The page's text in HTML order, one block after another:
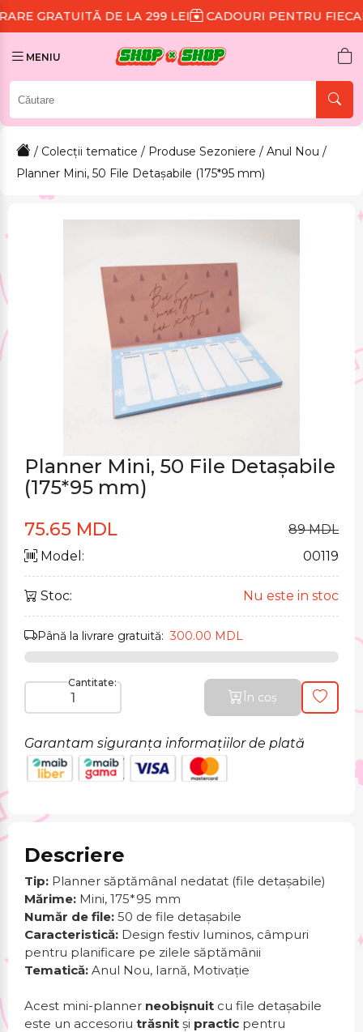
DE LA 299 LEI CADOURI PENTRU FIECARE
MENIU
/ Colecții tematice / Produse Sezoniere / Anul Nou /
Planner Mini, 50 File Detașabile (175*95 mm)
Planner Mini, 50 File Detașabile
(175*95 mm)
75.65 MDL
89 MDL
Model:
00119
Stoc: Nu este in stoc
Până la livrare gratuită:300.00 MDL
Cantitate:
În coș
Garantam siguranța informațiilor de plată
Descriere
Tip: Planner săptămânal nedatat (file detașabile)
Mărime: Mini, 175*95 mm
Număr de file: 50 de file detașabile
Caracteristică: Design festiv luminos, câmpuri
pentru planificare pe zilele săptămânii
Tematică: Anul Nou, Iarnă, Motivație
Acest mini-planner neobișnuit cu file detașabile
este un accesoriu trăsnit și practic pentru